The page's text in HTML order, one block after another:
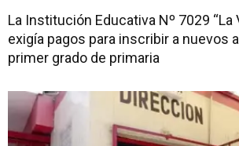
La Institución Educativa Nº 7029 “La
exigía pagos para inscribir a nuevos
primer grado de primaria